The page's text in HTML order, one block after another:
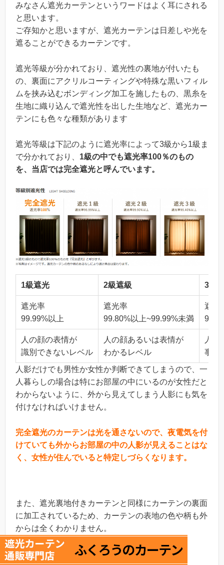
みなさん遮光カーテンというワードはよく耳にされる
と思います。
ご存知かと思いますが、遮光カーテンは日差しや光を
遮ることができるカーテンです。
遮光等級が分かれており、遮光性の裏地が付いたも
の、裏面にアクリルコーティングや特殊な黒いフィル
ムを挟み込むボンディング加工を施したもの、黒糸を
生地に織り込んで遮光性を出した生地など、遮光カー
テンにも色々な種類があります
遮光等級は下記のように遮光率によって3級から1級ま
で分かれており、 1級の中でも遮光率100％のもの
を、当店では完全遮光と呼んでいます。
1級遮光 2級遮級 3級
遮光率
99.99%以上
遮光率
99.80%以上~99.99%未満
遮光
人の顔の表情が
識別できないレベル
人の顔あるいは表情が
わかるレベル
人の
事務
人影だけでも男性か女性か判断できてしまうので、一
人暮らしの場合は特にお部屋の中にいるのが女性だと
わからないように、外から見えてしまう人影にも気を
付けなければいけません。
完全遮光のカーテンは光を通さないので、夜電気を付
けていても外からお部屋の中の人影が見えることはな
く、女性が住んでいると特定しづらくなります。
また、遮光裏地付きカーテンと同様にカーテンの裏面
に加工されているため、カーテンの表地の色や柄も外
からは全くわかりません。
実際のカーテンの裏側の写真をご覧ください。